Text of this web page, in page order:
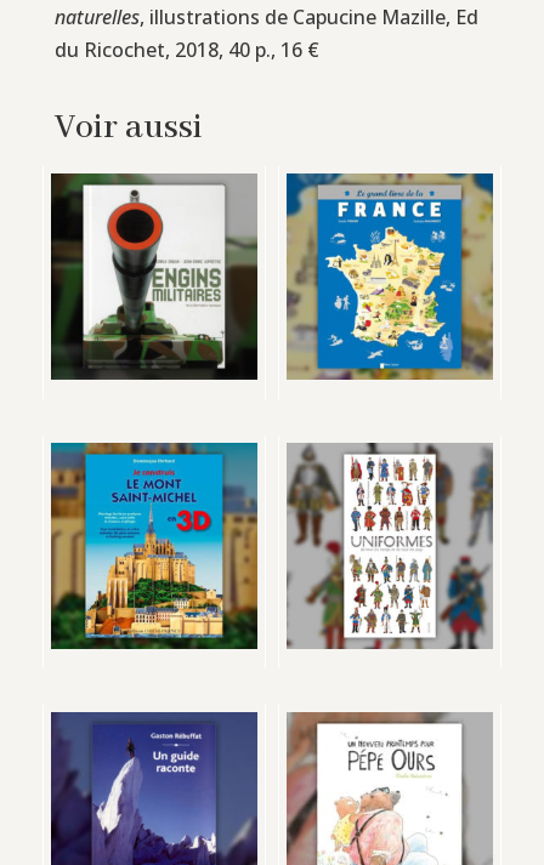
naturelles, illustrations de Capucine Mazille, Ed
du Ricochet, 2018, 40 p., 16 €
Voir aussi